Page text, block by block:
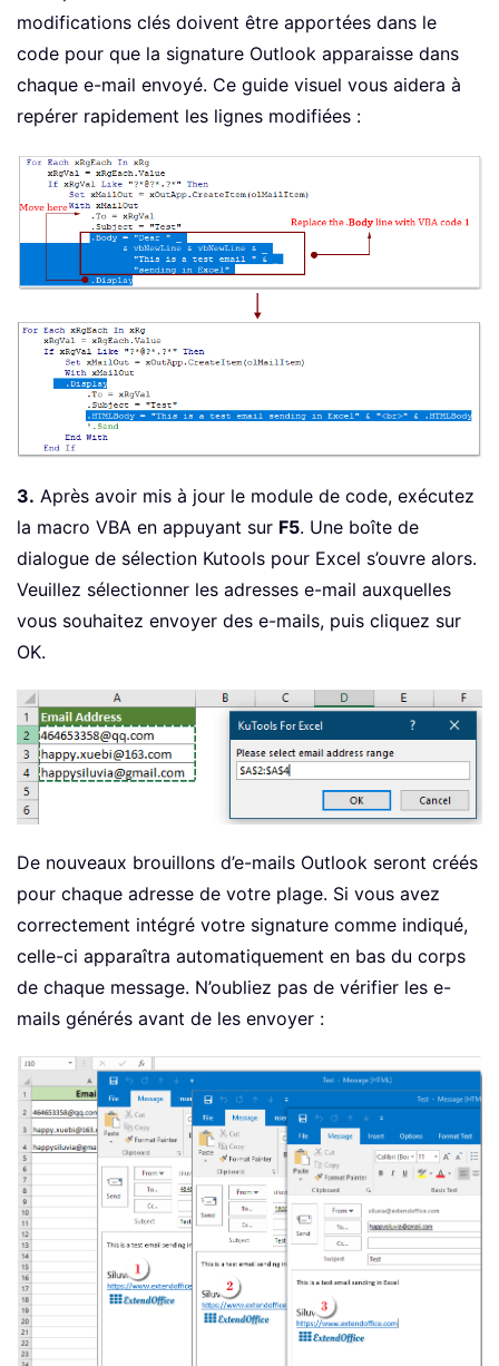
xRgVal
=
& vbNewLine
"This is a
"sending in
End With
End If
Next
Set xMailOut = Nothing
Set xOutApp
    Application
End Sub
modifications clés doivent être apportées dans le
code pour que la signature Outlook apparaisse dans
chaque e-mail envoyé. Ce guide visuel vous aidera à
repérer rapidement les lignes modifiées :
3. Après avoir mis à jour le module de code, exécutez
la macro VBA en appuyant sur F5. Une boîte de
dialogue de sélection Kutools pour Excel s’ouvre alors.
Veuillez sélectionner les adresses e-mail auxquelles
vous souhaitez envoyer des e-mails, puis cliquez sur
OK.
De nouveaux brouillons d’e-mails Outlook seront créés
pour chaque adresse de votre plage. Si vous avez
correctement intégré votre signature comme indiqué,
celle-ci apparaîtra automatiquement en bas du corps
de chaque message. N’oubliez pas de vérifier les e-
mails générés avant de les envoyer :